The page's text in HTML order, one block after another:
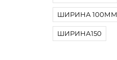
ШИРИНА 100ММ
ШИРИНА150